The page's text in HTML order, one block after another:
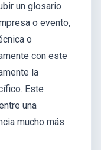
un glosario
o evento,
o
con este
la
Este
una
mucho más